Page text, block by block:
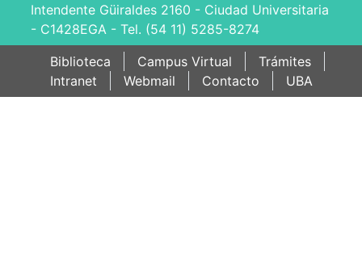
Intendente Güiraldes 2160 - Ciudad Universitaria
- C1428EGA - Tel. (54 11) 5285-8274
Biblioteca
Campus Virtual
Trámites
Intranet
Webmail Contacto UBA